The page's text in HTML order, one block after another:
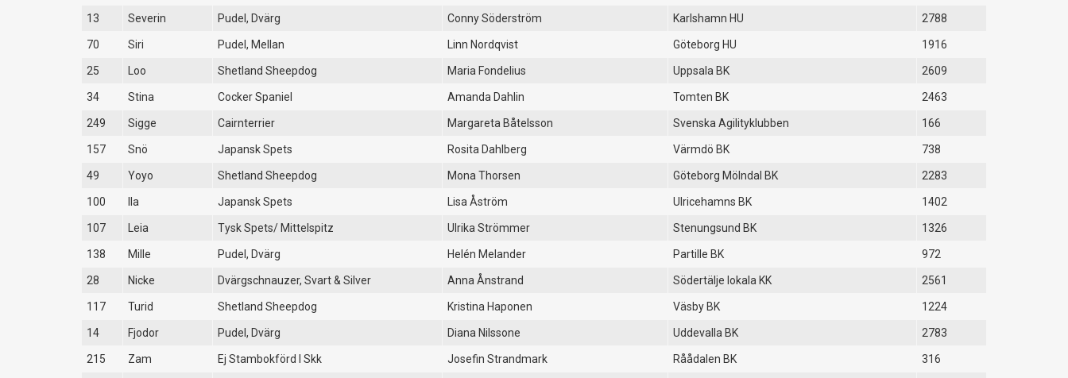
13 Severin Pudel, Dvärg Conny Söderström Karlshamn HU 2788
70 Siri Pudel, Mellan Linn Nordqvist Göteborg HU 1916
25 Loo Shetland Sheepdog Maria Fondelius Uppsala BK 2609
34 Stina Cocker Spaniel Amanda Dahlin Tomten BK 2463
249 Sigge Cairnterrier Margareta Båtelsson Svenska Agilityklubben 166
157 Snö Japansk Spets Rosita Dahlberg Värmdö BK 738
49 Yoyo Shetland Sheepdog Mona Thorsen Göteborg Mölndal BK 2283
100 Ila Japansk Spets Lisa Åström Ulricehamns BK 1402
107 Leia Tysk Spets/ Mittelspitz Ulrika Strömmer Stenungsund BK 1326
138 Mille Pudel, Dvärg Helén Melander Partille BK 972
28 Nicke Dvärgschnauzer, Svart & Silver Anna Ånstrand Södertälje lokala KK 2561
117 Turid Shetland Sheepdog Kristina Haponen Väsby BK 1224
14 Fjodor Pudel, Dvärg Diana Nilssone Uddevalla BK 2783
215 Zam Ej Stambokförd I Skk Josefin Strandmark Råådalen BK 316